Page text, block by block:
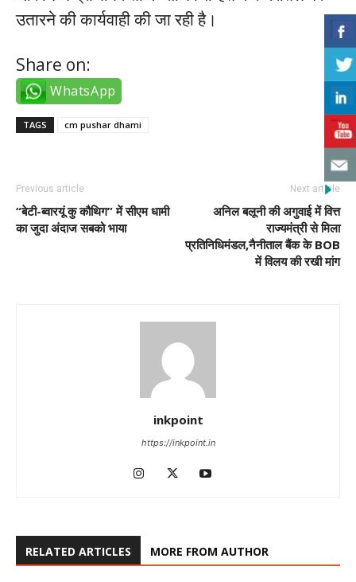
उतारने की कार्यवाही की जा रही है।
Share on:
WhatsApp
TAGS cm pushar dhami
Previous article
“बेटी-ब्वारयूं कु कौथिग” में सीएम धामी
का जुदा अंदाज सबको भाया
Next article
अनिल बलूनी की अगुवाई में वित्त
राज्यमंत्री से मिला
प्रतिनिधिमंडल,नैनीताल बैंक के BOB
में विलय की रखी मांग
inkpoint
https://inkpoint.in
RELATED ARTICLES MORE FROM AUTHOR